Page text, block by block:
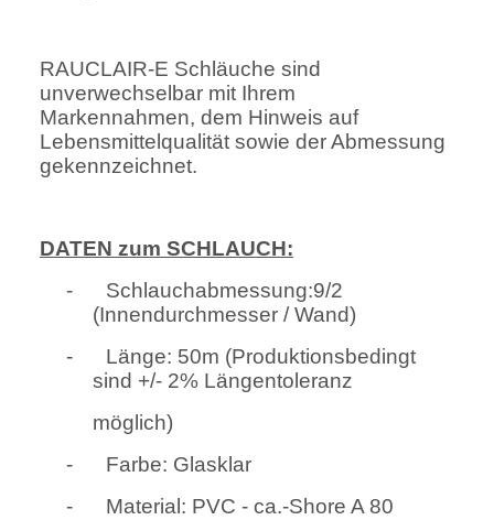
RAUCLAIR-E Schläuche sind
unverwechselbar mit Ihrem
Markennahmen, dem Hinweis auf
Lebensmittelqualität sowie der Abmessung
gekennzeichnet.
DATEN zum SCHLAUCH:
-
Schlauchabmessung:9/2
(Innendurchmesser / Wand)
-
Länge: 50m (Produktionsbedingt
sind +/- 2% Längentoleranz
möglich)
-
Farbe: Glasklar
-
Material: PVC - ca.-Shore A 80